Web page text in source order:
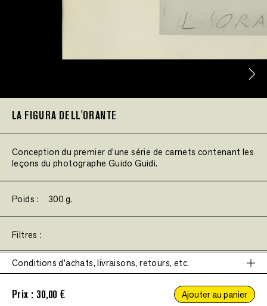
LA FIGURA DELL'ORANTE
Conception du premier d'une série de carnets contenant les
leçons du photographe Guido Guidi.
Poids : 300 g.
Filtres :
Conditions d'achats, livraisons, retours, etc.
Prix : 30,00 € Ajouter au panier
Ce site nécessite l'autorisation de cookies pour fonctionner
Accepter